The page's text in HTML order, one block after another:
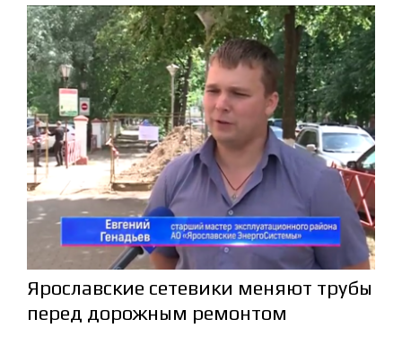
Ярославские сетевики меняют трубы
перед дорожным ремонтом